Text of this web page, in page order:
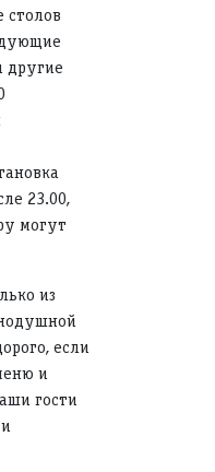
столов
другие
23.00,
могут
из
если
и
гости